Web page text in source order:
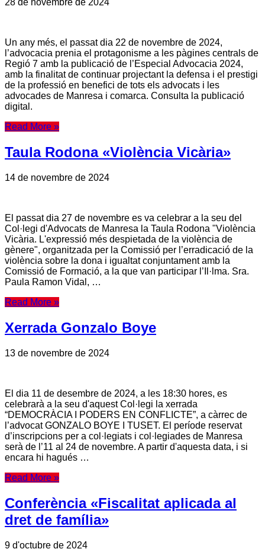
28 de novembre de 2024
Un any més, el passat dia 22 de novembre de 2024,
l’advocacia prenia el protagonisme a les pàgines centrals de
Regió 7 amb la publicació de l’Especial Advocacia 2024,
amb la finalitat de continuar projectant la defensa i el prestigi
de la professió en benefici de tots els advocats i les
advocades de Manresa i comarca. Consulta la publicació
digital.
Read More »
Taula Rodona «Violència Vicària»
14 de novembre de 2024
El passat dia 27 de novembre es va celebrar a la seu del
Col·legi d'Advocats de Manresa la Taula Rodona "Violència
Vicària. L'expressió més despietada de la violència de
gènere", organitzada per la Comissió per l’erradicació de la
violència sobre la dona i igualtat conjuntament amb la
Comissió de Formació, a la que van participar l’Il·lma. Sra.
Paula Ramon Vidal, …
Read More »
Xerrada Gonzalo Boye
13 de novembre de 2024
El dia 11 de desembre de 2024, a les 18:30 hores, es
celebrarà a la seu d'aquest Col·legi la xerrada
“DEMOCRÀCIA I PODERS EN CONFLICTE”, a càrrec de
l’advocat GONZALO BOYE I TUSET. El període reservat
d’inscripcions per a col·legiats i col·legiades de Manresa
serà de l’11 al 24 de novembre. A partir d'aquesta data, i si
encara hi hagués …
Read More »
Conferència «Fiscalitat aplicada al
dret de família»
9 d'octubre de 2024